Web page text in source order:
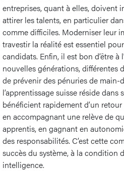
entreprises, quant à elles, doivent
attirer les talents, en particulier
comme difficiles. Moderniser leur
travestir la réalité est essentiel
candidats. Enfin, il est bon d’être à
nouvelles générations, différentes
de prévenir des pénuries de main-
l’apprentissage suisse réside
bénéficient rapidement d’un
en accompagnant une relève de
apprentis, en gagnant en
des responsabilités. C’est cette
succès du système, à la condition
intelligence.